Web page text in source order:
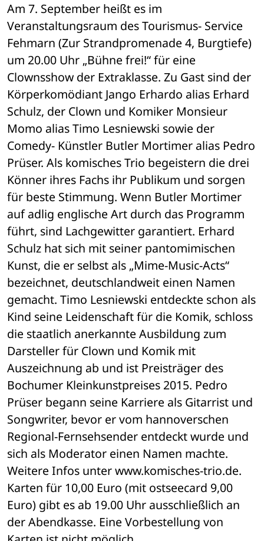
Am 7. September heißt es im
Veranstaltungsraum des Tourismus- Service
Fehmarn (Zur Strandpromenade 4, Burgtiefe)
um 20.00 Uhr „Bühne frei!“ für eine
Clownsshow der Extraklasse. Zu Gast sind der
Körperkomödiant Jango Erhardo alias Erhard
Schulz, der Clown und Komiker Monsieur
Momo alias Timo Lesniewski sowie der
Comedy- Künstler Butler Mortimer alias Pedro
Prüser. Als komisches Trio begeistern die drei
Könner ihres Fachs ihr Publikum und sorgen
für beste Stimmung. Wenn Butler Mortimer
auf adlig englische Art durch das Programm
führt, sind Lachgewitter garantiert. Erhard
Schulz hat sich mit seiner pantomimischen
Kunst, die er selbst als „Mime-Music-Acts“
bezeichnet, deutschlandweit einen Namen
gemacht. Timo Lesniewski entdeckte schon als
Kind seine Leidenschaft für die Komik, schloss
die staatlich anerkannte Ausbildung zum
Darsteller für Clown und Komik mit
Auszeichnung ab und ist Preisträger des
Bochumer Kleinkunstpreises 2015. Pedro
Prüser begann seine Karriere als Gitarrist und
Songwriter, bevor er vom hannoverschen
Regional-Fernsehsender entdeckt wurde und
sich als Moderator einen Namen machte.
Weitere Infos unter www.komisches-trio.de.
Karten für 10,00 Euro (mit ostseecard 9,00
Euro) gibt es ab 19.00 Uhr ausschließlich an
der Abendkasse. Eine Vorbestellung von